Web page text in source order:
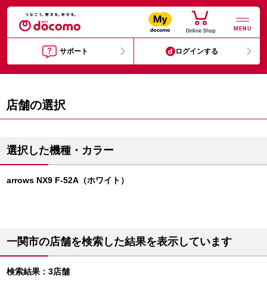
MENU
サポート ログインする
店舗の選択
選択した機種・カラー
arrows NX9 F-52A（ホワイト）
一関市の店舗を検索した結果を表示しています
検索結果：3店舗